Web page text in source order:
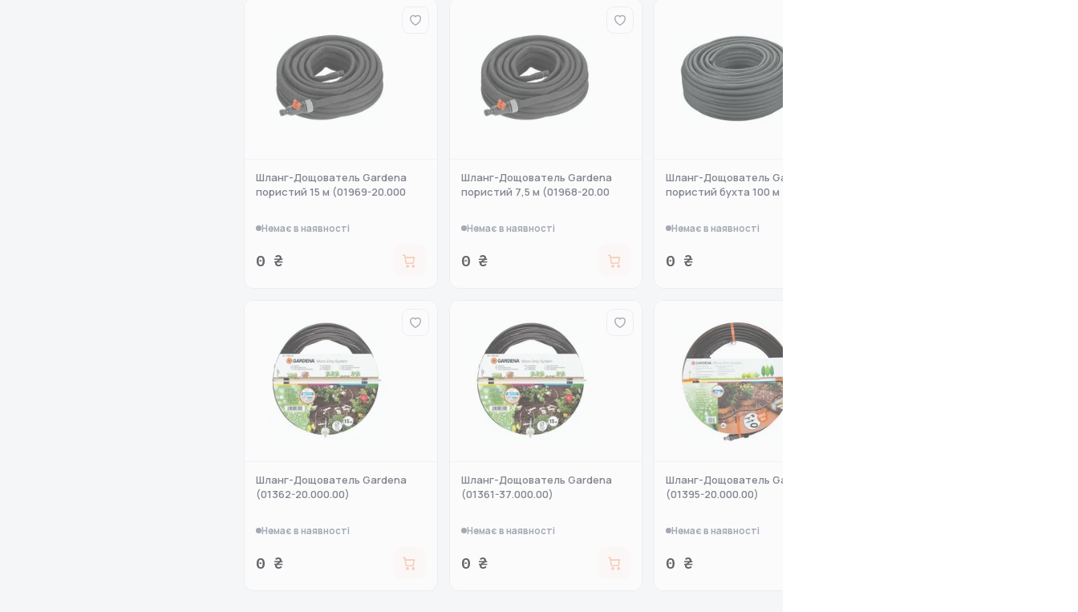
Шланг-Дощователь Gardena
пористий 15 м (01969-20.000
Немає в наявності
0 ₴
Шланг-Дощователь Gardena
пористий 7,5 м (01968-20.00
Немає в наявності
0 ₴
Шланг-Дощователь Gardena
пористий бухта 100 м (01987
Немає в наявності
0 ₴
Шланг-Дощователь Gardena
(01362-20.000.00)
Немає в наявності
0 ₴
Шланг-Дощователь Gardena
(01361-37.000.00)
Немає в наявності
0 ₴
Шланг-Дощователь Gardena
(01395-20.000.00)
Немає в наявності
0 ₴